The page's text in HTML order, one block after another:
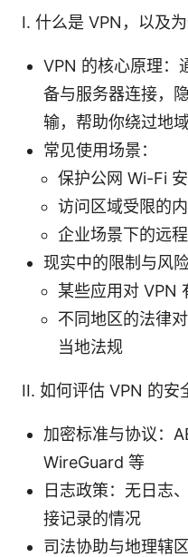
I. 什么是 VPN，以及
VPN 的核心原理：
备与服务器连接，
输，帮助你绕过地域
常见使用场景：
保护公网 Wi-Fi
访问区域受限的
企业场景下的远
现实中的限制与风险
某些应用对 VPN
不同地区的法律
当地法规
II. 如何评估 VPN 的安
加密标准与协议：
WireGuard 等
日志政策：无日志
接记录的情况
司法协助与地理辖